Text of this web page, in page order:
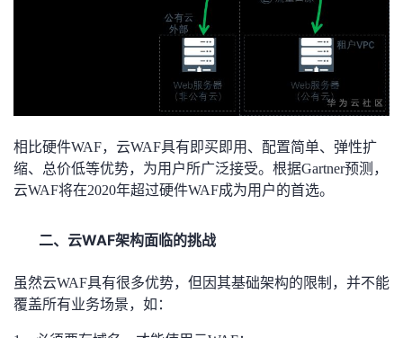
证
实
验
的
收
藏
持
建
议
相比硬件WAF，云WAF具有即买即用、配置简单、弹性扩
缩、总价低等优势，为用户所广泛接受。根据Gartner预测，
云WAF将在2020年超过硬件WAF成为用户的首选。
二、 云WAF架构面临的挑战
虽然云WAF具有很多优势，但因其基础架构的限制，并不能
覆盖所有业务场景，如：